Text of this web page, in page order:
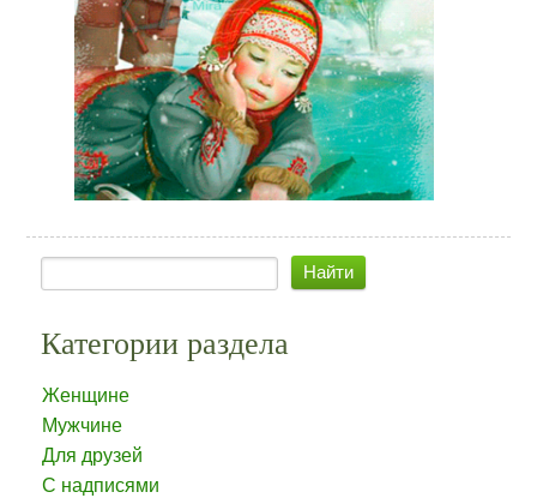
Категории раздела
Женщине
Мужчине
Для друзей
С надписями